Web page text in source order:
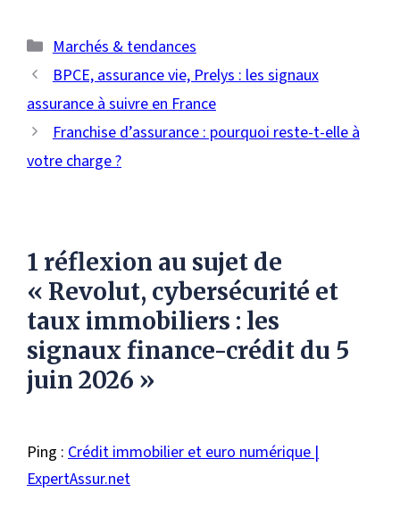
Catégories
Marchés & tendances
BPCE, assurance vie, Prelys : les signaux
assurance à suivre en France
Franchise d’assurance : pourquoi reste-t-elle à
votre charge ?
1 réflexion au sujet de
« Revolut, cybersécurité et
taux immobiliers : les
signaux finance-crédit du 5
juin 2026 »
Ping : Crédit immobilier et euro numérique |
ExpertAssur.net